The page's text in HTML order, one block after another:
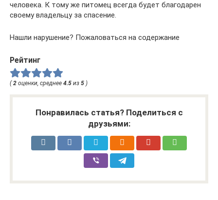
человека. К тому же питомец всегда будет благодарен
своему владельцу за спасение.
Нашли нарушение? Пожаловаться на содержание
Рейтинг
(2 оценки, среднее 4.5 из 5 )
Понравилась статья? Поделиться с
друзьями: